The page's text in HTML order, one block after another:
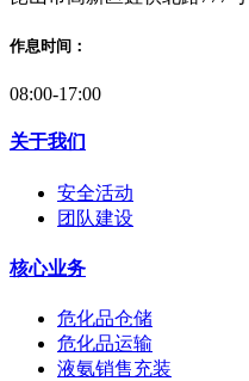
作息时间：
08:00-17:00
关于我们
安全活动
团队建设
核心业务
危化品仓储
危化品运输
液氨销售充装